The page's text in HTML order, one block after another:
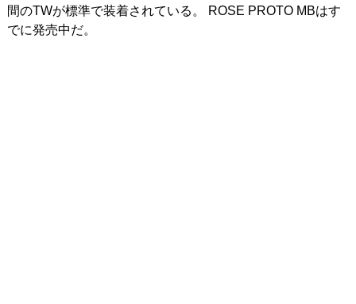
間のTWが標準で装着されている。 ROSE PROTO MBはす
でに発売中だ。